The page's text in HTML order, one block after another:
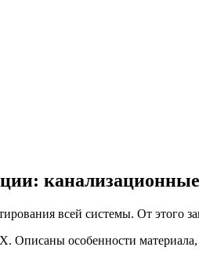
всей системы. От этого
особенности